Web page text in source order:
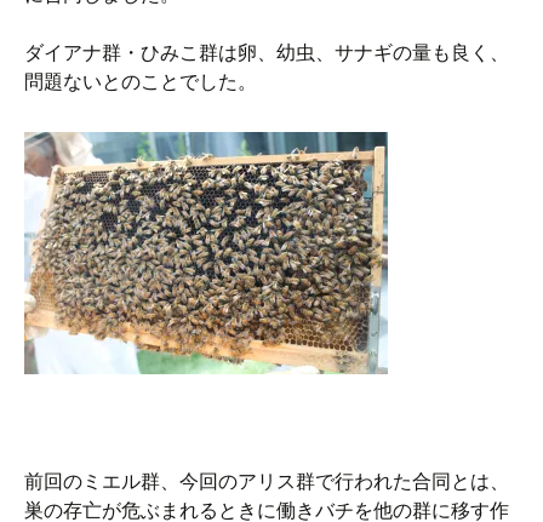
ダイアナ群・ひみこ群は卵、幼虫、サナギの量も良く、
問題ないとのことでした。
前回のミエル群、今回のアリス群で行われた合同とは、
巣の存亡が危ぶまれるときに働きバチを他の群に移す作